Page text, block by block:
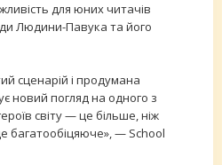
для юних читачів
Людини-Павука та його
сценарій і продумана
новий погляд на одного з
світу — це більше, ніж
багатообіцяюче», — School